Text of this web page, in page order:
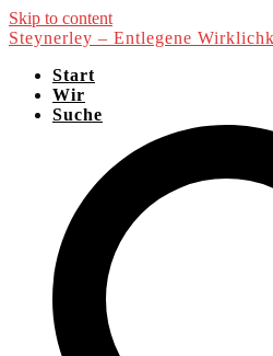
Skip to content
Steynerley – Entlegene
Start
Wir
Suche